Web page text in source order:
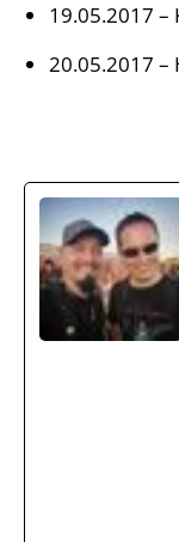
19.05.2017 –
20.05.2017 –